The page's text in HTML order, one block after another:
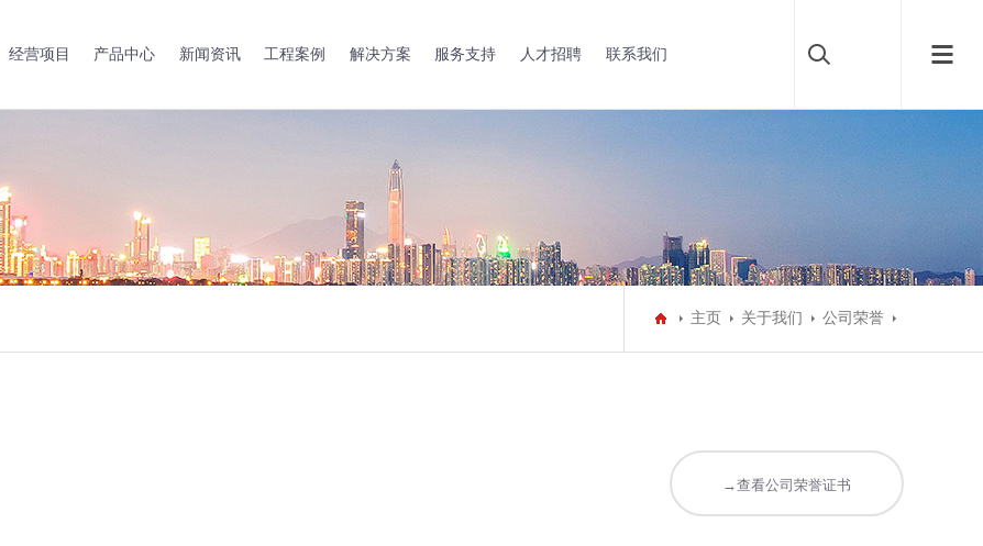
经营项目 产品中心 新闻资讯 工程案例 解决方案 服务支持 人才招聘 联系我们
主页 关于我们 公司荣誉
→查看公司荣誉证书